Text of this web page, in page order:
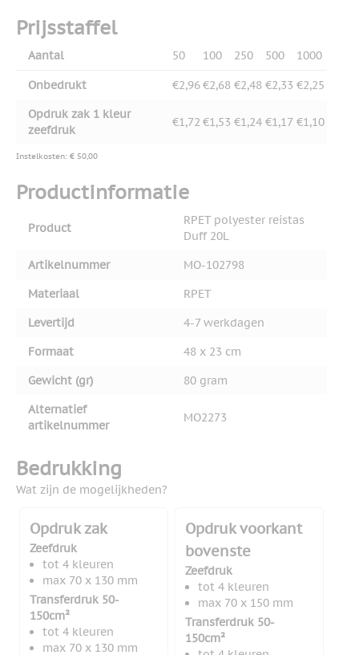
Prijsstaffel
Aantal 50 100 250 500 1000
Onbedrukt €2,96€2,68 €2,48 €2,33 €2,25
Opdruk zak 1 kleur
zeefdruk
€1,72 €1,53 €1,24 €1,17 €1,10
Instelkosten: € 50,00
Productinformatie
Product
RPET polyester reistas
Duff 20L
Artikelnummer
MO-102798
Materiaal
RPET
Levertijd
4-7 werkdagen
Formaat
48 x 23 cm
Gewicht (gr)
80 gram
Alternatief
artikelnummer
MO2273
Bedrukking
Wat zijn de mogelijkheden?
Opdruk zak
Zeefdruk
tot 4 kleuren
max 70 x 130 mm
Transferdruk 50-
150cm²
tot 4 kleuren
max 70 x 130 mm
Opdruk voorkant
bovenste
Zeefdruk
tot 4 kleuren
max 70 x 150 mm
Transferdruk 50-
150cm²